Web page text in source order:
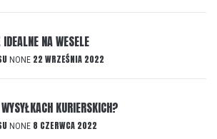
NA WESELE
NONE 22 WRZEŚNIA 2022
KURIERSKICH?
NONE 8 CZERWCA 2022